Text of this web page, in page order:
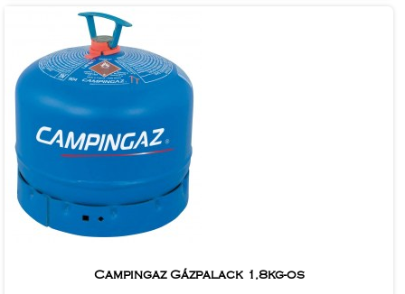
Campingaz Gázpalack 1,8kg-os